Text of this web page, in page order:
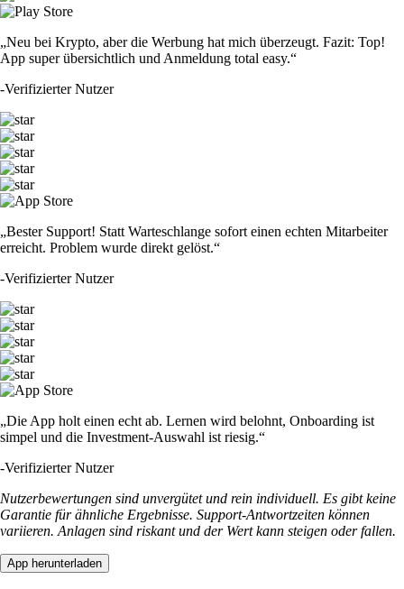
„Neu bei Krypto, aber die Werbung hat mich überzeugt. Fazit: Top!
App super übersichtlich und Anmeldung total easy.“
-Verifizierter Nutzer
„Bester Support! Statt Warteschlange sofort einen echten Mitarbeiter
erreicht. Problem wurde direkt gelöst.“
-Verifizierter Nutzer
„Die App holt einen echt ab. Lernen wird belohnt, Onboarding ist
simpel und die Investment-Auswahl ist riesig.“
-Verifizierter Nutzer
Nutzerbewertungen sind unvergütet und rein individuell. Es gibt keine
Garantie für ähnliche Ergebnisse. Support-Antwortzeiten können
variieren. Anlagen sind riskant und der Wert kann steigen oder fallen.
App herunterladen